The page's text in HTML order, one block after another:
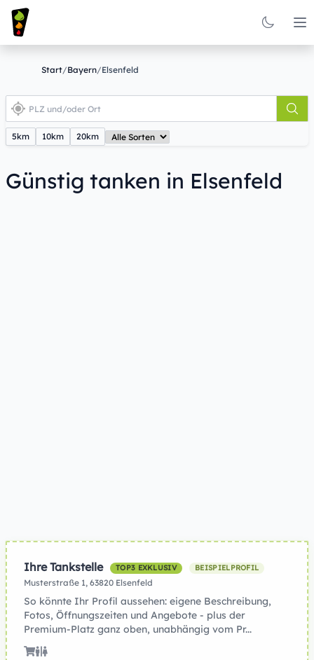
Start/Bayern/Elsenfeld
5km 10km 20km
Günstig tanken in Elsenfeld
Ihre Tankstelle TOP3 EXKLUSIV BEISPIELPROFIL
Musterstraße 1, 63820 Elsenfeld
So könnte Ihr Profil aussehen: eigene Beschreibung,
Fotos, Öffnungszeiten und Angebote - plus der
Premium-Platz ganz oben, unabhängig vom Pr...